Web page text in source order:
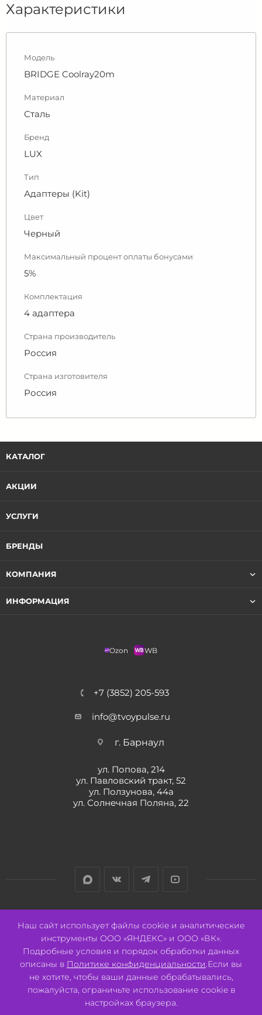
Характеристики
Модель
BRIDGE Coolray20m
Материал
Сталь
Бренд
LUX
Тип
Адаптеры (Kit)
Цвет
Черный
Максимальный процент оплаты бонусами
5%
Комплектация
4 адаптера
Страна производитель
Россия
Страна изготовителя
Россия
КАТАЛОГ
АКЦИИ
УСЛУГИ
БРЕНДЫ
КОМПАНИЯ
ИНФОРМАЦИЯ
Ozon WB
+7 (3852) 205-593
info@tvoypulse.ru
г. Барнаул
ул. Попова, 214
ул. Павловский тракт, 52
ул. Ползунова, 44а
ул. Солнечная Поляна, 22
2026 © ООО "СВК"/ 656064 г. Барнаул, ул. Павловский тракт, 52.
ИНН 2221130516 ОГРН 1082221000531.
Pulse - сеть магазинов для активных
Разработано:Авалон
Наш сайт использует файлы cookie и аналитические
инструменты ООО «ЯНДЕКС» и ООО «ВК».
Подробные условия и порядок обработки данных
описаны в Политике конфиденциальности.Если вы
не хотите, чтобы ваши данные обрабатывались,
пожалуйста, ограничьте использование cookie в
настройках браузера.